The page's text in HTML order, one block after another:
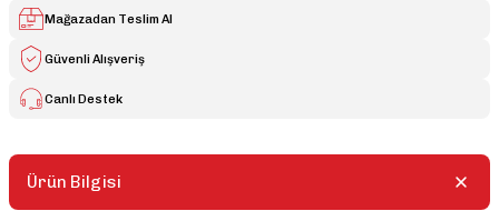
Mağazadan Teslim Al
Güvenli Alışveriş
Canlı Destek
Ürün Bilgisi